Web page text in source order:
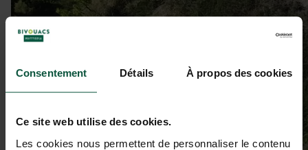
Consentement Détails À propos des cookies
Ce site web utilise des cookies.
Les cookies nous permettent de personnaliser le contenu